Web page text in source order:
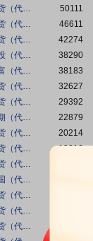
广发期货（代客） 50111
银河期货（代客） 46611
徽商期货（代客） 42274
中信建投（代客） 38290
东方财富（代客） 38183
海通期货（代客） 32627
永安期货（代客） 29392
方正中期（代客） 22879
国信期货（代客） 20214
中泰期货（代客） 19016
浙商期货（代客）
申银万国（代客）
东吴期货（代客）
华闻期货（代客）
东海期货（代客）